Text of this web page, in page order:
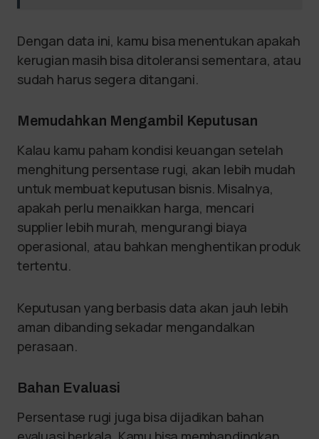
Dengan data ini, kamu bisa menentukan apakah
kerugian masih bisa ditoleransi sementara, atau
sudah harus segera ditangani.
Memudahkan Mengambil Keputusan
Kalau kamu paham kondisi keuangan setelah
menghitung persentase rugi, akan lebih mudah
untuk membuat keputusan bisnis. Misalnya,
apakah perlu menaikkan harga, mencari
supplier lebih murah, mengurangi biaya
operasional, atau bahkan menghentikan produk
tertentu.
Keputusan yang berbasis data akan jauh lebih
aman dibanding sekadar mengandalkan
perasaan.
Bahan Evaluasi
Persentase rugi juga bisa dijadikan bahan